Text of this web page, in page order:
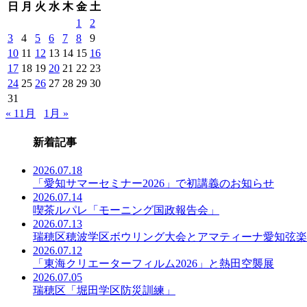
事
覧
日
月 火 水 木 金 土
1
2
3
4 5 6 7 8
9
10 11 12 13 14 15 16
17 18 19 20 21 22 23
24 25 26 27 28 29 30
31
« 11月
1月 »
新着記事
2026.07.18
「愛知サマーセミナー2026」で初講義のお知らせ
2026.07.14
喫茶ルパレ「モーニング国政報告会」
2026.07.13
瑞穂区穂波学区ボウリング大会とアマティーナ愛知弦
2026.07.12
「東海クリエーターフィルム2026」と熱田空襲展
2026.07.05
瑞穂区「堀田学区防災訓練」